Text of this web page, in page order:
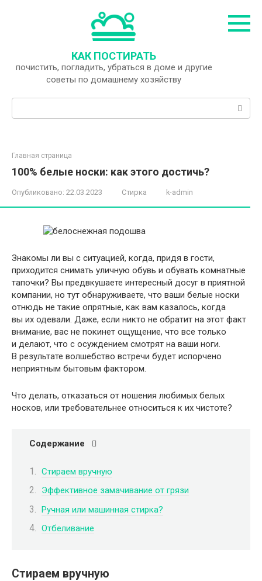
КАК ПОСТИРАТЬ
почистить, погладить, убраться в доме и другие
советы по домашнему хозяйству
Главная страница
100% белые носки: как этого достичь?
Опубликовано: 22.03.2023 Стирка k-admin
Знакомы ли вы с ситуацией, когда, придя в гости,
приходится снимать уличную обувь и обувать комнатные
тапочки? Вы предвкушаете интересный досуг в приятной
компании, но тут обнаруживаете, что ваши белые носки
отнюдь не такие опрятные, как вам казалось, когда
вы их одевали. Даже, если никто не обратит на этот факт
внимание, вас не покинет ощущение, что все только
и делают, что с осуждением смотрят на ваши ноги.
В результате волшебство встречи будет испорчено
неприятным бытовым фактором.
Что делать, отказаться от ношения любимых белых
носков, или требовательнее относиться к их чистоте?
Содержание
Стираем вручную
Эффективное замачивание от грязи
Ручная или машинная стирка?
Отбеливание
Стираем вручную